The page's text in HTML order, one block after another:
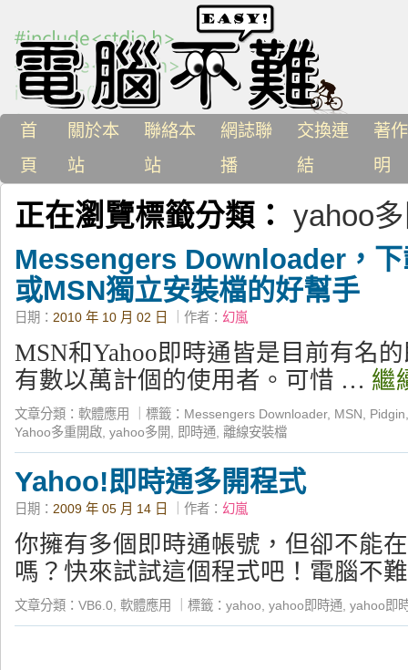
首
頁
關於本
站
聯絡本
站
網誌聯
播
交換連
結
著
明
正在瀏覽標籤分類： yahoo
Messengers Downloader，
或MSN獨立安裝檔的好幫手
日期： 2010 年 10 月 02 日 ｜作者： 幻嵐
MSN和Yahoo即時通皆是目前有名
有數以萬計個的使用者。可惜 … 繼
文章分類： 軟體應用 標籤： Messengers Downloader, MSN Pidgin
Yahoo多重開啟 yahoo多開 即時通 離線安裝檔
Yahoo!即時通多開程式
日期： 2009 年 05 月 14 日 ｜作者： 幻嵐
你擁有多個即時通帳號，但卻不能
嗎？快來試試這個程式吧！電腦不
文章分類： VB6.0 軟體應用 標籤： yahoo yahoo即時通 yahoo即